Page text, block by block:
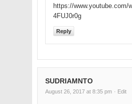
https://www.youtube.com/
4FUJ0r0g
Reply
SUDRIAMNTO
August 26, 2017 at 8:35 pm · Edit